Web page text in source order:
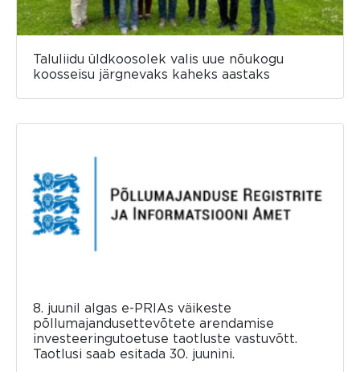
Taluliidu üldkoosolek valis uue nõukogu
koosseisu järgnevaks kaheks aastaks
8. juunil algas e-PRIAs väikeste
põllumajandusettevõtete arendamise
investeeringutoetuse taotluste vastuvõtt.
Taotlusi saab esitada 30. juunini.